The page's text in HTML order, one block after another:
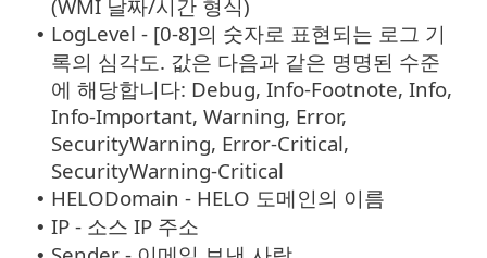
(WMI 날짜/시간 형식)
• LogLevel - [0-8]의 숫자로 표현되는 로그 기
록의 심각도. 값은 다음과 같은 명명된 수준
에 해당합니다: Debug, Info-Footnote, Info,
Info-Important, Warning, Error,
SecurityWarning, Error-Critical,
SecurityWarning-Critical
• HELODomain - HELO 도메인의 이름
• IP - 소스 IP 주소